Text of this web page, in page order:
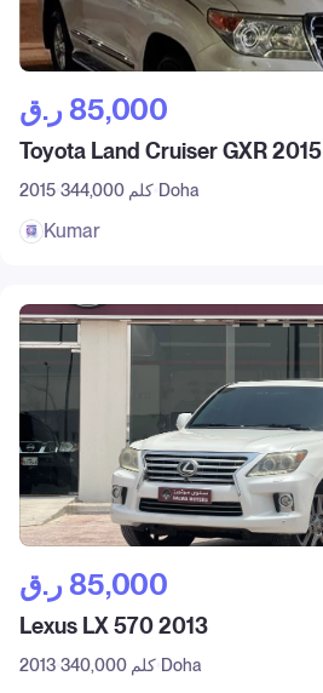
ر.ق‎ 85,000
Toyota Land Cruiser GXR 2015
2015 344,000 كلم Doha
Kumar
ر.ق‎ 85,000
Lexus LX 570 2013
2013 340,000 كلم Doha